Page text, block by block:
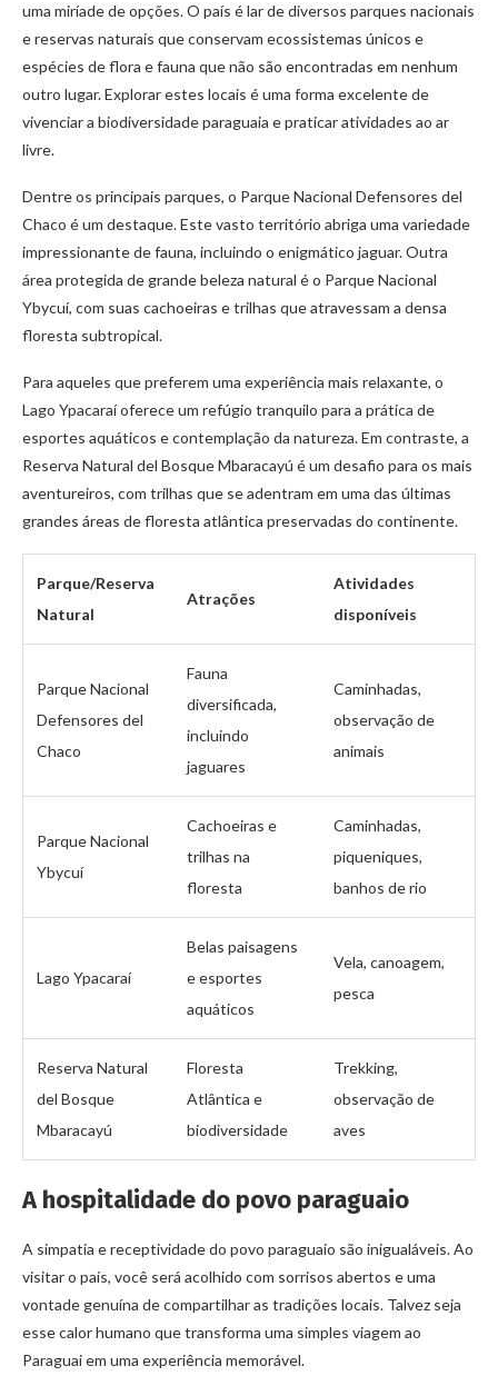
uma miríade de opções. O país é lar de diversos parques nacionais
e reservas naturais que conservam ecossistemas únicos e
espécies de flora e fauna que não são encontradas em nenhum
outro lugar. Explorar estes locais é uma forma excelente de
vivenciar a biodiversidade paraguaia e praticar atividades ao ar
livre.
Dentre os principais parques, o Parque Nacional Defensores del
Chaco é um destaque. Este vasto território abriga uma variedade
impressionante de fauna, incluindo o enigmático jaguar. Outra
área protegida de grande beleza natural é o Parque Nacional
Ybycuí, com suas cachoeiras e trilhas que atravessam a densa
floresta subtropical.
Para aqueles que preferem uma experiência mais relaxante, o
Lago Ypacaraí oferece um refúgio tranquilo para a prática de
esportes aquáticos e contemplação da natureza. Em contraste, a
Reserva Natural del Bosque Mbaracayú é um desafio para os mais
aventureiros, com trilhas que se adentram em uma das últimas
grandes áreas de floresta atlântica preservadas do continente.
Parque/Reserva
Natural
Atrações
Atividades
disponíveis
Parque Nacional
Defensores del
Chaco
Fauna
diversificada,
incluindo
jaguares
Caminhadas,
observação de
animais
Parque Nacional
Ybycuí
Cachoeiras e
trilhas na
floresta
Caminhadas,
piqueniques,
banhos de rio
Lago Ypacaraí
Belas paisagens
e esportes
aquáticos
Vela, canoagem,
pesca
Reserva Natural
del Bosque
Mbaracayú
Floresta
Atlântica e
biodiversidade
Trekking,
observação de
aves
A hospitalidade do povo paraguaio
A simpatia e receptividade do povo paraguaio são inigualáveis. Ao
visitar o país, você será acolhido com sorrisos abertos e uma
vontade genuína de compartilhar as tradições locais. Talvez seja
esse calor humano que transforma uma simples viagem ao
Paraguai em uma experiência memorável.